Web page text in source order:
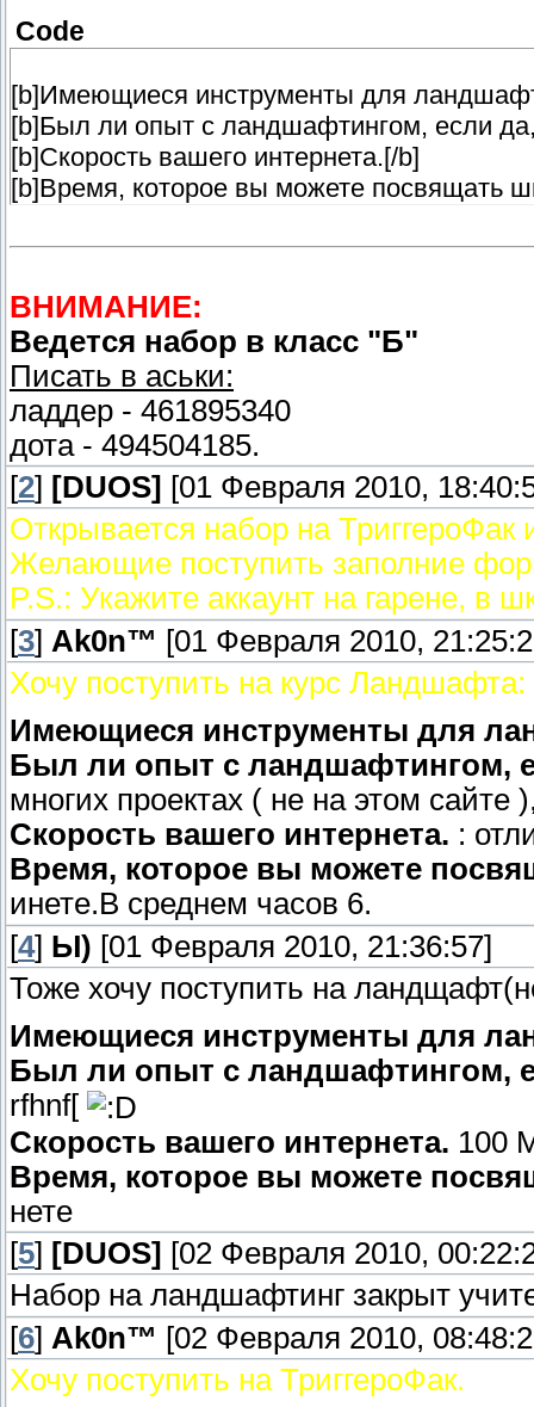
Code
[b]Имеющиеся инструменты для
[b]Был ли опыт с ландшафтингом, если
[b]Скорость вашего интернета.[/b]
[b]Время, которое вы можете посвящать
ВНИМАНИЕ:
Ведется набор в класс "Б"
Писать в аськи:
ладдер - 461895340
дота - 494504185.
[2] [DUОS] [01 Февраля 2010,
Открывается набор на
Желающие поступить заполние
P.S.: Укажите аккаунт на гарене, в
[3] Ak0n™ [01 Февраля 2010,
Хочу поступить на курс Ландшафта:
Имеющиеся инструменты для
Был ли опыт с ландшафтингом,
многих проектах ( не на этом сайте
Скорость вашего интернета. :
Время, которое вы можете
инете.В среднем часов 6.
[4] Ы) [01 Февраля 2010, 21:36:57]
Тоже хочу поступить на
Имеющиеся инструменты для
Был ли опыт с ландшафтингом,
rfhnf[
Скорость вашего интернета. 100
Время, которое вы можете
нете
[5] [DUОS] [02 Февраля 2010,
Набор на ландшафтинг закрыт
[6] Ak0n™ [02 Февраля 2010,
Хочу поступить на ТриггероФак.